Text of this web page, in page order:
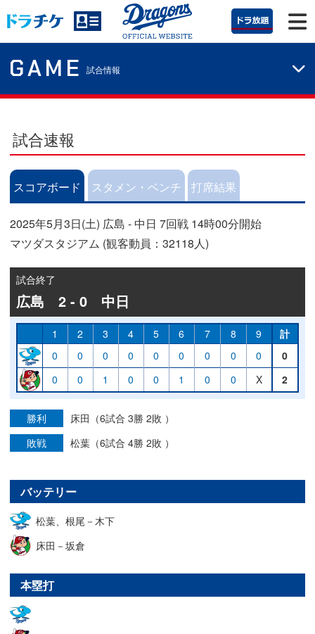
GAME 試合情報
試合速報
スコアボード スタメン・ベンチ 打席結果
2025年5月3日(土) 広島 - 中日 7回戦 14時00分開始
マツダスタジアム (観客動員：32118人)
試合終了
広島 2 - 0 中日
1 2 3 4 5 6 7 8 9
計
0
0 0 0 0 0 0 0 0
0
0
0 1 0 0 1 0 0 X 2
勝利
床田（6試合 3勝 2敗 ）
敗戦
松葉（6試合 4勝 2敗 ）
バッテリー
松葉、根尾－木下
床田－坂倉
本塁打